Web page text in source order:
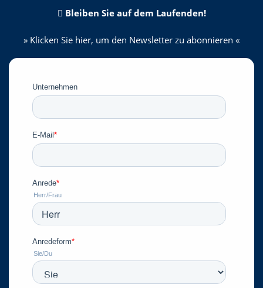
Bleiben Sie auf dem Laufenden!
» Klicken Sie hier, um den Newsletter zu abonnieren «